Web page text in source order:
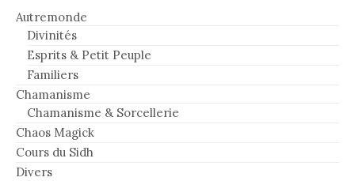
Autremonde
Divinités
Esprits & Petit Peuple
Familiers
Chamanisme
Chamanisme & Sorcellerie
Chaos Magick
Cours du Sidh
Divers